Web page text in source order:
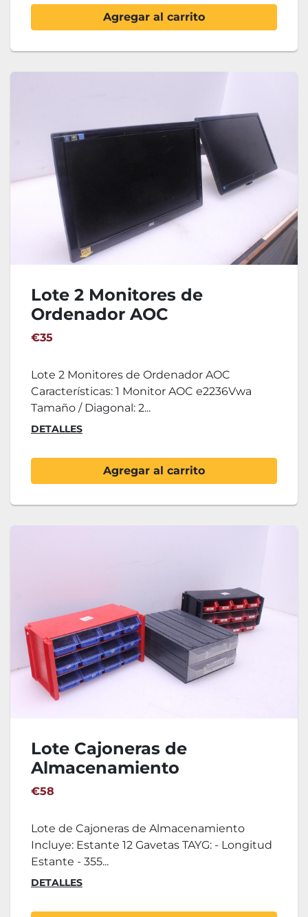
Agregar al carrito
Lote 2 Monitores de
Ordenador AOC
€35
Lote 2 Monitores de Ordenador AOC
Características: 1 Monitor AOC e2236Vwa
Tamaño / Diagonal: 2...
DETALLES
Agregar al carrito
Lote Cajoneras de
Almacenamiento
€58
Lote de Cajoneras de Almacenamiento
Incluye: Estante 12 Gavetas TAYG: - Longitud
Estante - 355...
DETALLES